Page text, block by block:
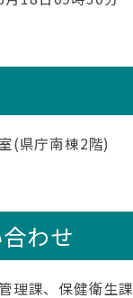
(県庁南棟2階)
わせ
理課、保健衛生課